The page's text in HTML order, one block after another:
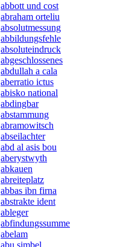
abbott und cost
abraham orteliu
absolutmessung
abbildungsfehle
absoluteindruck
abgeschlossenes
abdullah a cala
aberratio ictus
abisko national
abdingbar
abstammung
abramowitsch
abseilachter
abd al asis bou
aberystwyth
abkauen
abreiteplatz
abbas ibn firna
abstrakte ident
ableger
abfindungssumme
abelam